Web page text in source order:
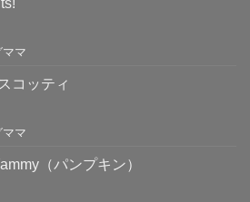
マ
コッティ
マ
（パンプキン）